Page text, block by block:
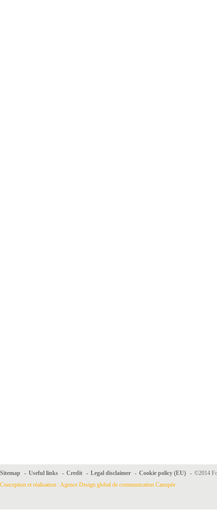
Sitemap - Useful links - Credit - Legal disclaimer - Cookie policy (EU) - ©2014
Conception et réalisation : Agence Design global de communication Canopée